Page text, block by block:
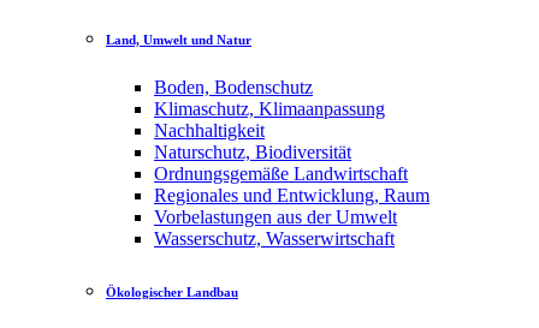
Land, Umwelt und Natur
Boden, Bodenschutz
Klimaschutz, Klimaanpassung
Nachhaltigkeit
Naturschutz, Biodiversität
Ordnungsgemäße Landwirtschaft
Regionales und Entwicklung, Raum
Vorbelastungen aus der Umwelt
Wasserschutz, Wasserwirtschaft
Ökologischer Landbau